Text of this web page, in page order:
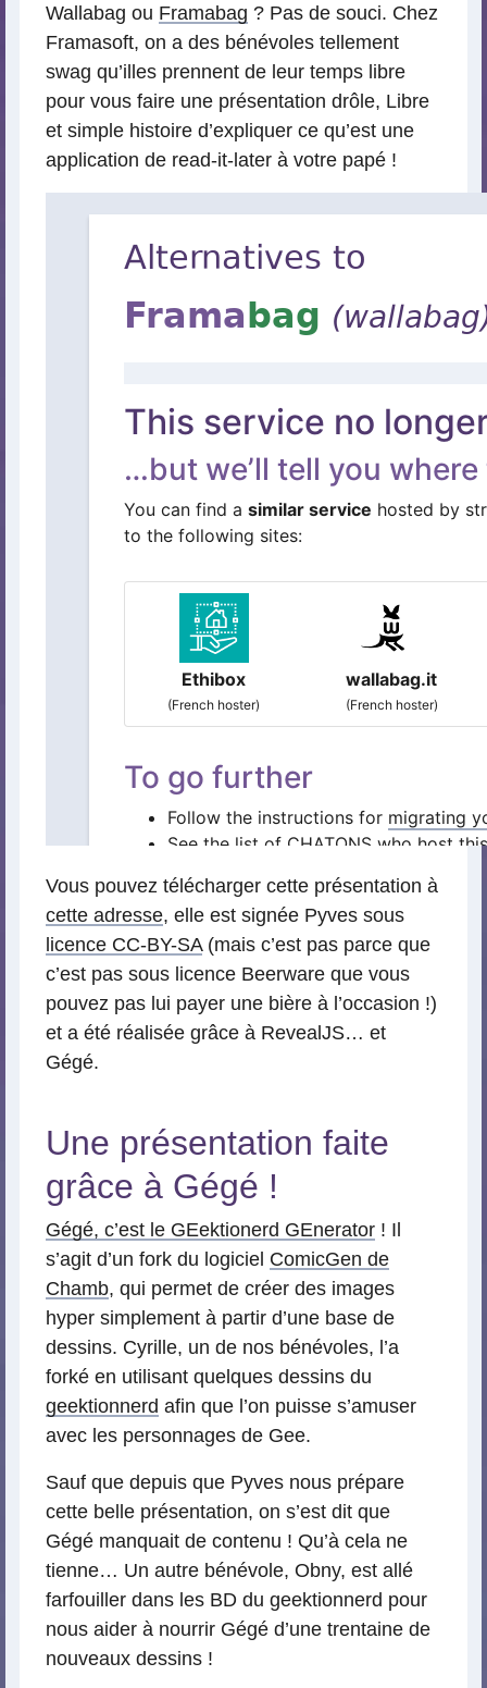
Wallabag ou Framabag ? Pas de souci. Chez
Framasoft, on a des bénévoles tellement
swag qu’illes prennent de leur temps libre
pour vous faire une présentation drôle, Libre
et simple histoire d’expliquer ce qu’est une
application de read-it-later à votre papé !
Vous pouvez télécharger cette présentation à
cette adresse, elle est signée Pyves sous
licence CC-BY-SA(mais c’est pas parce que
c’est pas sous licence Beerware que vous
pouvez pas lui payer une bière à l’occasion !)
et a été réalisée grâce à RevealJS… et
Gégé.
Une présentation faite
grâce à Gégé !
Gégé, c’est le GEektionerd GEnerator ! Il
s’agit d’un fork du logiciel ComicGen de
Chamb, qui permet de créer des images
hyper simplement à partir d’une base de
dessins. Cyrille, un de nos bénévoles, l’a
forké en utilisant quelques dessins du
geektionnerd afin que l’on puisse s’amuser
avec les personnages de Gee.
Sauf que depuis que Pyves nous prépare
cette belle présentation, on s’est dit que
Gégé manquait de contenu ! Qu’à cela ne
tienne… Un autre bénévole, Obny, est allé
farfouiller dans les BD du geektionnerd pour
nous aider à nourrir Gégé d’une trentaine de
nouveaux dessins !